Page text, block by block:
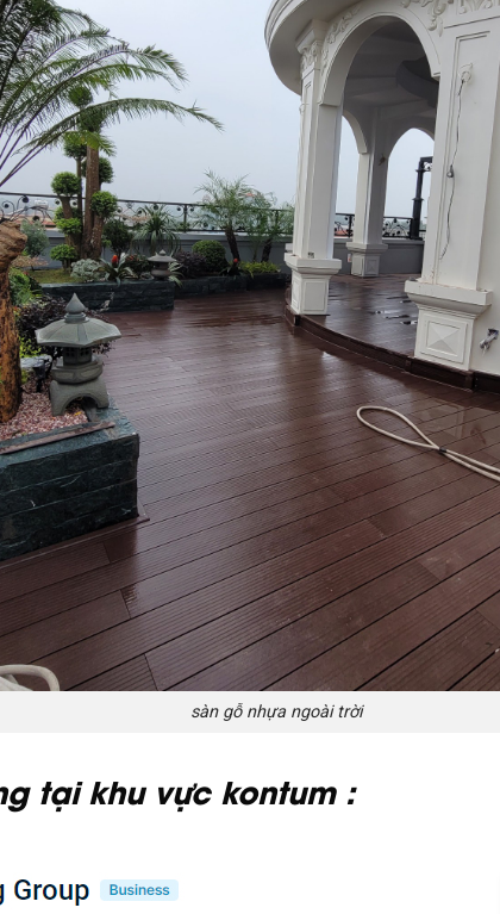
sàn gỗ nhựa ngoài trời
tại khu vực kontum :